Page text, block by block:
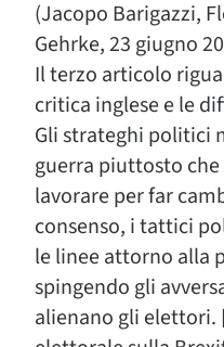
(Jacopo Barigazzi,
Gehrke, 23 giugno
Il terzo articolo
critica inglese e le
Gli strateghi politici
guerra piuttosto
lavorare per far
consenso, i tattici
le linee attorno alla
spingendo gli
alienano gli